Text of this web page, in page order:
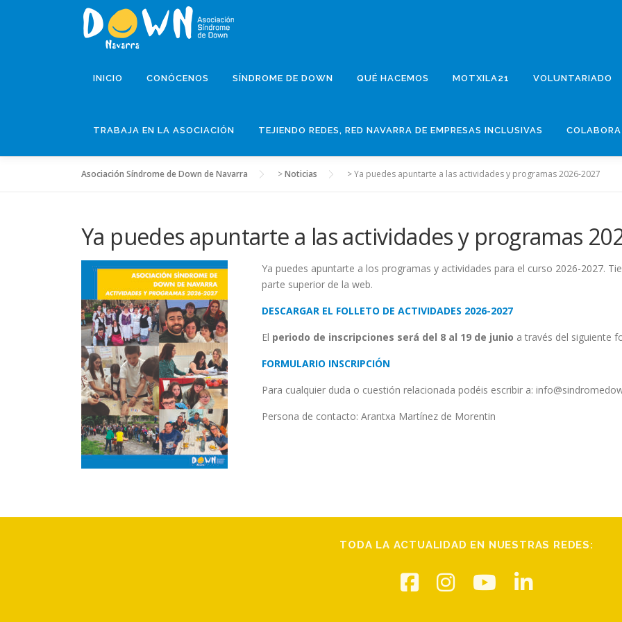
INICIO CONÓCENOS SÍNDROME DE DOWN QUÉ HACEMOS MOTXILA21 VOLUNTARIADO
TRABAJA EN LA ASOCIACIÓN TEJIENDO REDES, RED NAVARRA DE EMPRESAS INCLUSIVAS COLABORA
Asociación Síndrome de Down de Navarra >Noticias >Ya puedes apuntarte a las actividades y programas 2026-2027
Ya puedes apuntarte a las actividades y programas
Ya puedes apuntarte a los programas y actividades para el curso 2026-2027.
parte superior de la web.
DESCARGAR EL FOLLETO DE ACTIVIDADES 2026-2027
El periodo de inscripciones será del 8 al 19 de junio a través del siguiente
FORMULARIO INSCRIPCIÓN
Para cualquier duda o cuestión relacionada podéis escribir a:
Persona de contacto: Arantxa Martínez de Morentin
TODA LA ACTUALIDAD EN NUESTRAS REDES: